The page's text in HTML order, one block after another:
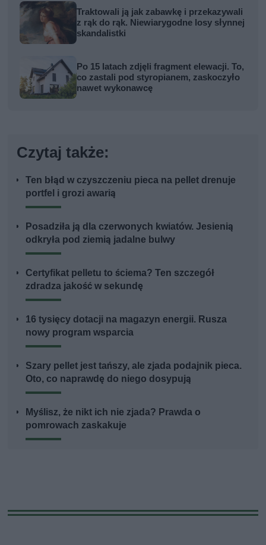
Traktowali ją jak zabawkę i przekazywali
z rąk do rąk. Niewiarygodne losy słynnej
skandalistki
Po 15 latach zdjęli fragment elewacji. To,
co zastali pod styropianem, zaskoczyło
nawet wykonawcę
Czytaj także:
Ten błąd w czyszczeniu pieca na pellet drenuje
portfel i grozi awarią
Posadziła ją dla czerwonych kwiatów. Jesienią
odkryła pod ziemią jadalne bulwy
Certyfikat pelletu to ściema? Ten szczegół
zdradza jakość w sekundę
16 tysięcy dotacji na magazyn energii. Rusza
nowy program wsparcia
Szary pellet jest tańszy, ale zjada podajnik pieca.
Oto, co naprawdę do niego dosypują
Myślisz, że nikt ich nie zjada? Prawda o
pomrowach zaskakuje